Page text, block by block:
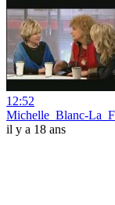
12:52
Michelle_Blanc-
il y a 18 ans